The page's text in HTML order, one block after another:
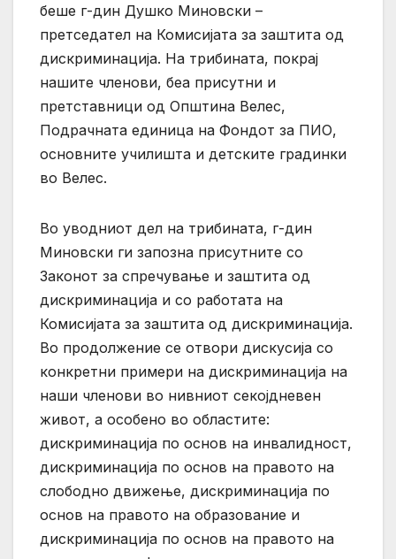
беше г-дин Душко Миновски –
претседател на Комисијата за заштита од
дискриминација. На трибината, покрај
нашите членови, беа присутни и
претставници од Општина Велес,
Подрачната единица на Фондот за ПИО,
основните училишта и детските градинки
во Велес.
Во уводниот дел на трибината, г-дин
Миновски ги запозна присутните со
Законот за спречување и заштита од
дискриминација и со работата на
Комисијата за заштита од дискриминација.
Во продолжение се отвори дискусија со
конкретни примери на дискриминација на
наши членови во нивниот секојдневен
живот, а особено во областите:
дискриминација по основ на инвалидност,
дискриминација по основ на правото на
слободно движење, дискриминација по
основ на правото на образование и
дискриминација по основ на правото на